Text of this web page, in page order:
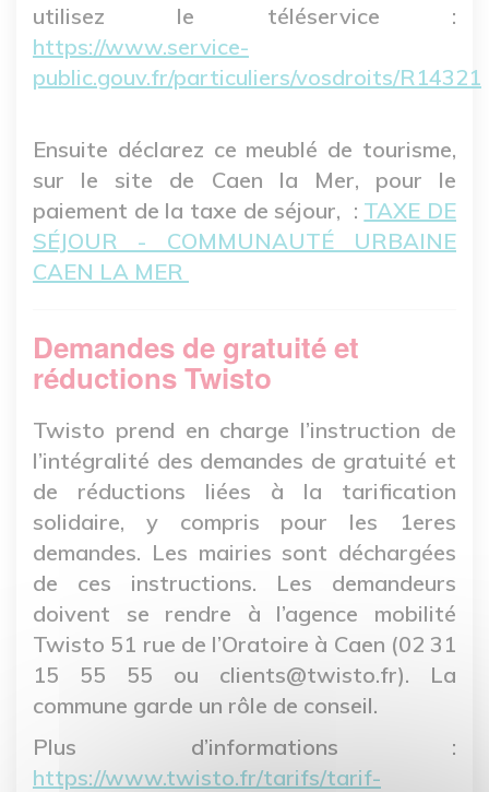
utilisez le téléservice :
https://www.service-
public.gouv.fr/particuliers/vosdroits/R14321
Ensuite déclarez ce meublé de tourisme,
sur le site de Caen la Mer, pour le
paiement de la taxe de séjour, : TAXE DE
SÉJOUR - COMMUNAUTÉ URBAINE
CAEN LA MER
Demandes de gratuité et
réductions Twisto
Twisto prend en charge l’instruction de
l’intégralité des demandes de gratuité et
de réductions liées à la tarification
solidaire, y compris pour les 1eres
demandes. Les mairies sont déchargées
de ces instructions. Les demandeurs
doivent se rendre à l’agence mobilité
Twisto 51 rue de l’Oratoire à Caen (02 31
15 55 55 ou clients@twisto.fr). La
commune garde un rôle de conseil.
Plus d’informations :
https://www.twisto.fr/tarifs/tarif-